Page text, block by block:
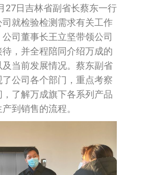
27日吉林省副省长蔡东一行
就检验检测需求有关工作
司董事长王立坚带领公司
，并全程陪同介绍万成的
及当前发展情况。蔡东副省
公司各个部门，重点考察
了解万成旗下各系列产品
到销售的流程。